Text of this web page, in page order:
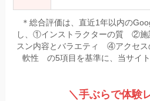
＊総合評価は、直近1年以内の
し、①インストラクターの質 ②
スン内容とバラエティ ④アクセ
軟性 の5項目を基準に、当サイト
＼手ぶらで体験